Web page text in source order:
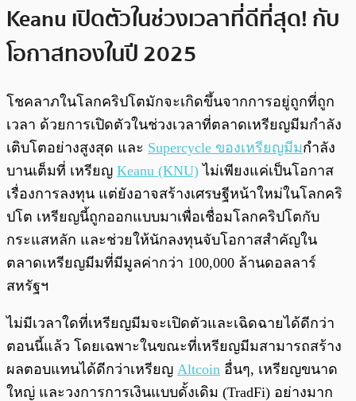
Keanu เปิดตัวในช่วงเวลาที่ดีที่สุด! กับ
โอกาสทองในปี 2025
โชคลาภในโลกคริปโตมักจะเกิดขึ้นจากการอยู่ถูกที่ถูก
เวลา ด้วยการเปิดตัวในช่วงเวลาที่ตลาดเหรียญมีมกำลัง
เติบโตอย่างสูงสุด และ Supercycle ของเหรียญมีมกำลัง
บานเต็มที่ เหรียญ Keanu (KNU) ไม่เพียงแค่เป็นโอกาส
เรื่องการลงทุน แต่ยังอาจสร้างเศรษฐีหน้าใหม่ในโลกคริ
ปโต เหรียญนี้ถูกออกแบบมาเพื่อเชื่อมโลกคริปโตกับ
กระแสหลัก และช่วยให้นักลงทุนจับโอกาสสำคัญใน
ตลาดเหรียญมีมที่มีมูลค่ากว่า 100,000 ล้านดอลลาร์
สหรัฐฯ
ไม่มีเวลาใดที่เหรียญมีมจะเปิดตัวและเฉิดฉายได้ดีกว่า
ตอนนี้แล้ว โดยเฉพาะในขณะที่เหรียญมีมสามารถสร้าง
ผลตอบแทนได้ดีกว่าเหรียญ Altcoin อื่นๆ, เหรียญขนาด
ใหญ่ และวงการการเงินแบบดั้งเดิม (TradFi) อย่างมาก